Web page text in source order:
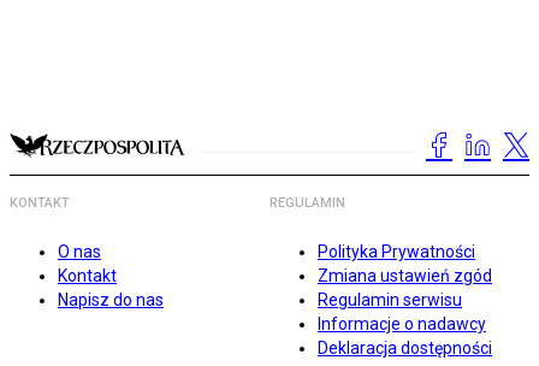
KONTAKT
O nas
Kontakt
Napisz do nas
REGULAMIN
Polityka Prywatności
Zmiana ustawień zgód
Regulamin serwisu
Informacje o nadawcy
Deklaracja dostępności